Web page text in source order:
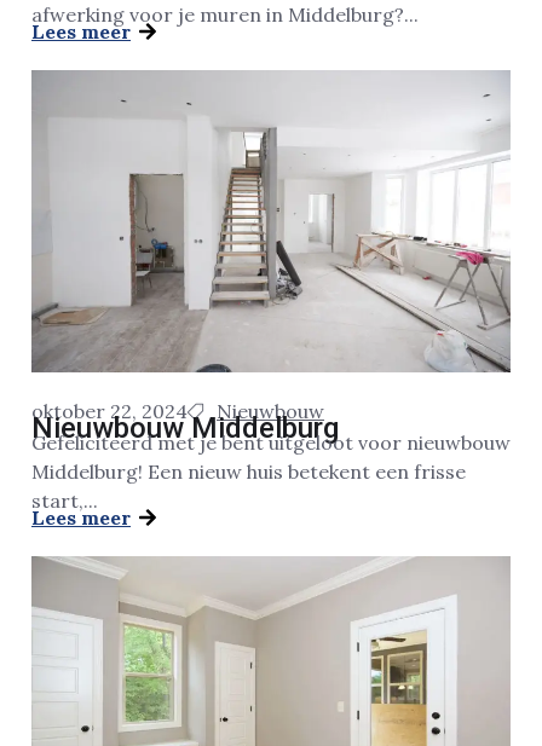
afwerking voor je muren in Middelburg?...
Lees meer
oktober 22, 2024 Nieuwbouw
Nieuwbouw Middelburg
Gefeliciteerd met je bent uitgeloot voor nieuwbouw
Middelburg! Een nieuw huis betekent een frisse
start,...
Lees meer